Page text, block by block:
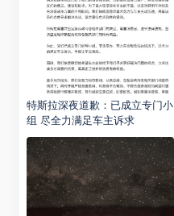
特斯拉深夜道歉：已成立专门小
组 尽全力满足车主诉求